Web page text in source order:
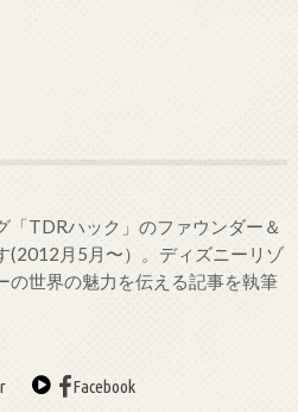
「TDRハック」のファウンダー＆
(2012月5月〜）。ディズニーリゾ
の世界の魅力を伝える記事を執筆
Facebook